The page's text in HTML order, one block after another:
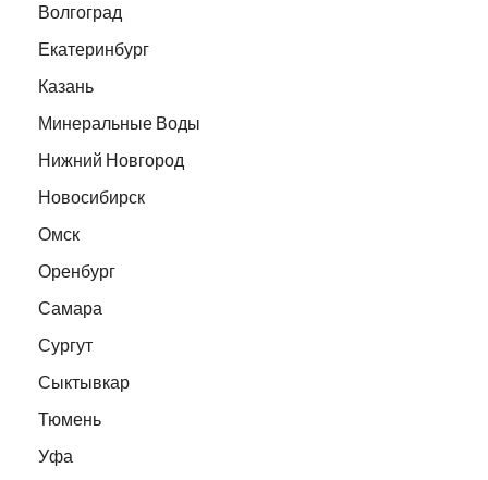
Волгоград
Екатеринбург
Казань
Минеральные Воды
Нижний Новгород
Новосибирск
Омск
Оренбург
Самара
Сургут
Сыктывкар
Тюмень
Уфа